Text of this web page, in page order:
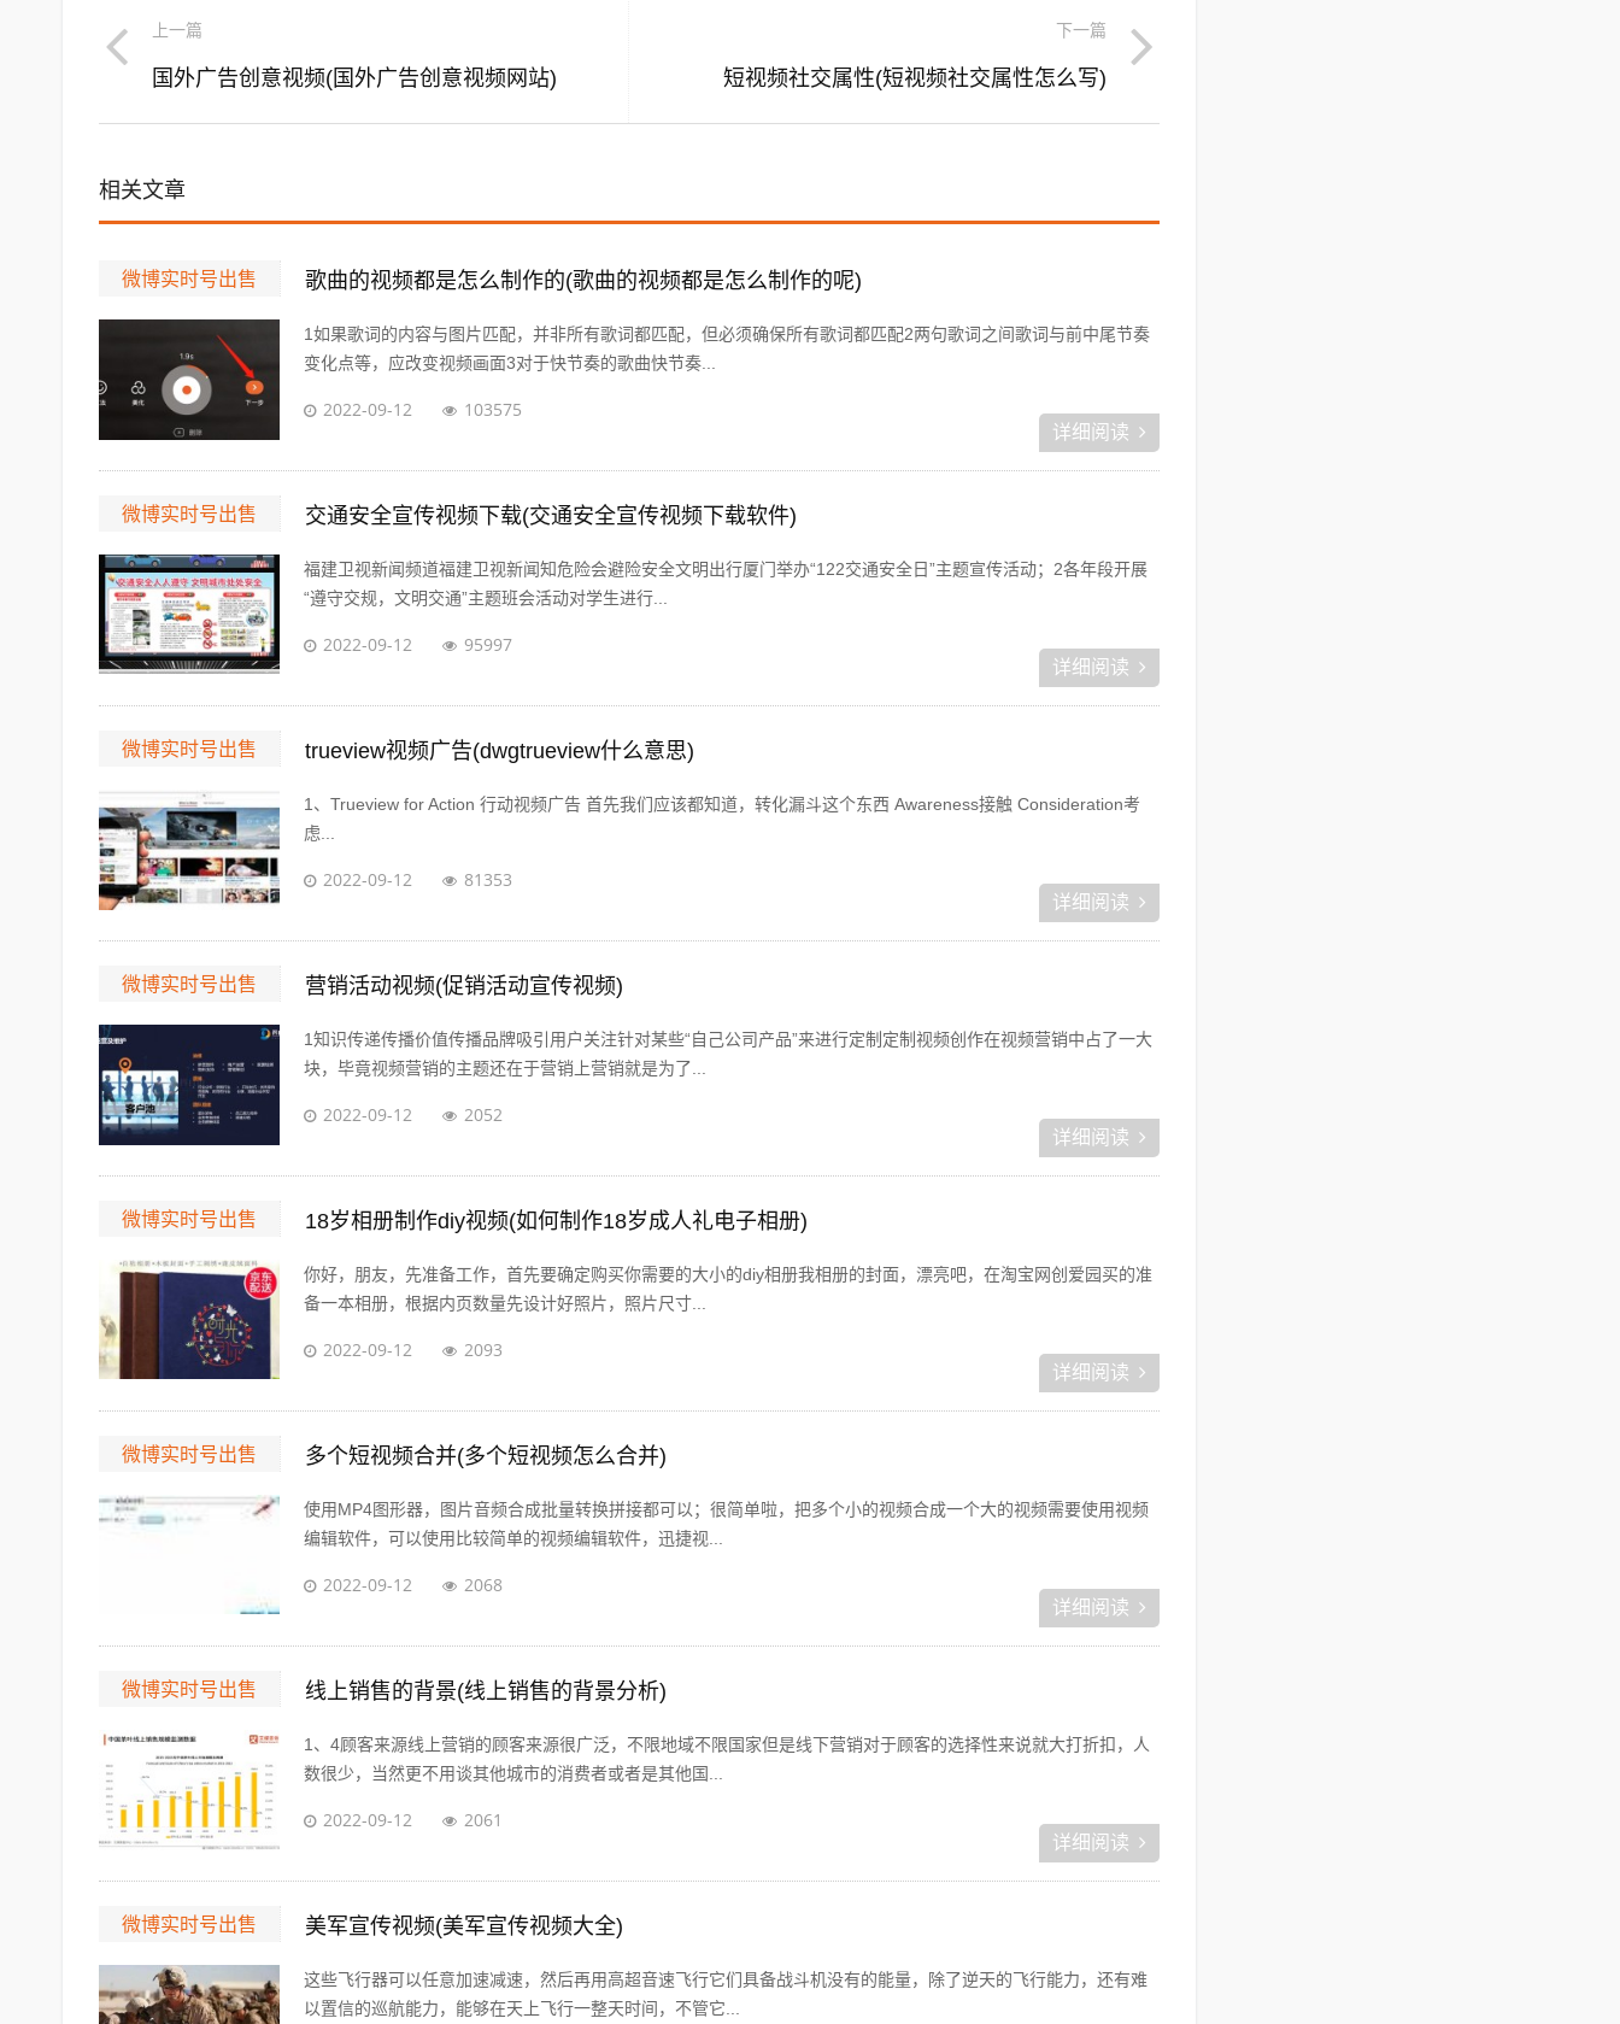
上一篇
国外广告创意视频(国外广告创意视频网站)
下一篇
短视频社交属性(短视频社交属性怎么写)
相关文章
微博实时号出售 歌曲的视频都是怎么制作的(歌曲的视频都是怎么制作的呢)
1如果歌词的内容与图片匹配，并非所有歌词都匹配，但必须确保所有歌词都匹配2两句歌词之间歌词与前中尾节奏
变化点等，应改变视频画面3对于快节奏的歌曲快节奏...
2022-09-12 103575
详细阅读
微博实时号出售 交通安全宣传视频下载(交通安全宣传视频下载软件)
福建卫视新闻频道福建卫视新闻知危险会避险安全文明出行厦门举办“122交通安全日”主题宣传活动；2各年段开展
“遵守交规，文明交通”主题班会活动对学生进行...
2022-09-12 95997
详细阅读
微博实时号出售 trueview视频广告(dwgtrueview什么意思)
1、Trueview for Action 行动视频广告 首先我们应该都知道，转化漏斗这个东西 Awareness接触 Consideration考
虑...
2022-09-12 81353
详细阅读
微博实时号出售 营销活动视频(促销活动宣传视频)
1知识传递传播价值传播品牌吸引用户关注针对某些“自己公司产品”来进行定制定制视频创作在视频营销中占了一大
块，毕竟视频营销的主题还在于营销上营销就是为了...
2022-09-12 2052
详细阅读
微博实时号出售 18岁相册制作diy视频(如何制作18岁成人礼电子相册)
你好，朋友，先准备工作，首先要确定购买你需要的大小的diy相册我相册的封面，漂亮吧，在淘宝网创爱园买的准
备一本相册，根据内页数量先设计好照片，照片尺寸...
2022-09-12 2093
详细阅读
微博实时号出售 多个短视频合并(多个短视频怎么合并)
使用MP4图形器，图片音频合成批量转换拼接都可以；很简单啦，把多个小的视频合成一个大的视频需要使用视频
编辑软件，可以使用比较简单的视频编辑软件，迅捷视...
2022-09-12 2068
详细阅读
微博实时号出售 线上销售的背景(线上销售的背景分析)
1、4顾客来源线上营销的顾客来源很广泛，不限地域不限国家但是线下营销对于顾客的选择性来说就大打折扣，人
数很少，当然更不用谈其他城市的消费者或者是其他国...
2022-09-12 2061
详细阅读
微博实时号出售 美军宣传视频(美军宣传视频大全)
这些飞行器可以任意加速减速，然后再用高超音速飞行它们具备战斗机没有的能量，除了逆天的飞行能力，还有难
以置信的巡航能力，能够在天上飞行一整天时间，不管它...